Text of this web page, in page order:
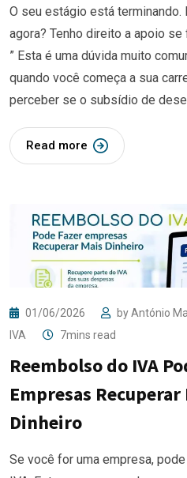
O seu estágio está terminando.
agora? Tenho direito a apoio
” Esta é uma dúvida muito
quando você começa a sua
perceber se o subsídio de
Read more
01/06/2026 byAntónio
IVA
7mins read
Reembolso do IVA
Empresas Recuperar
Dinheiro
Se você for uma empresa,